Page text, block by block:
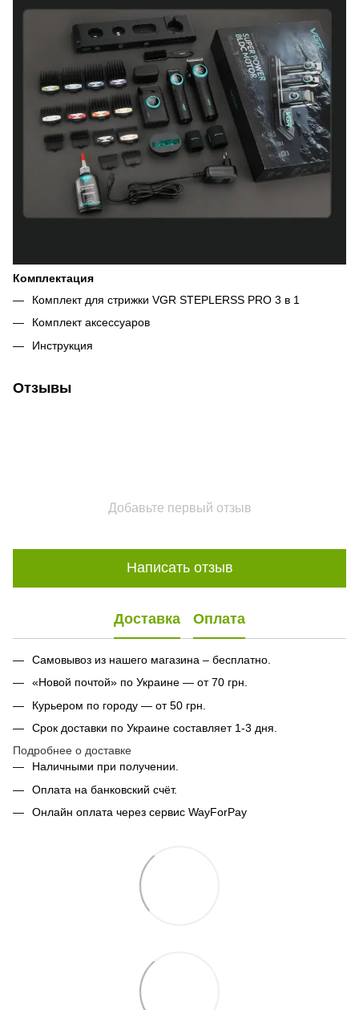
Комплектация
Комплект для стрижки VGR STEPLERSS PRO 3 в 1
Комплект аксессуаров
Инструкция
Отзывы
Добавьте первый отзыв
Написать отзыв
Доставка Оплата
Самовывоз из нашего магазина – бесплатно.
«Новой почтой» по Украине — от 70 грн.
Курьером по городу — от 50 грн.
Срок доставки по Украине составляет 1-3 дня.
Подробнее о доставке
Наличными при получении.
Оплата на банковский счёт.
Онлайн оплата через сервис WayForPay